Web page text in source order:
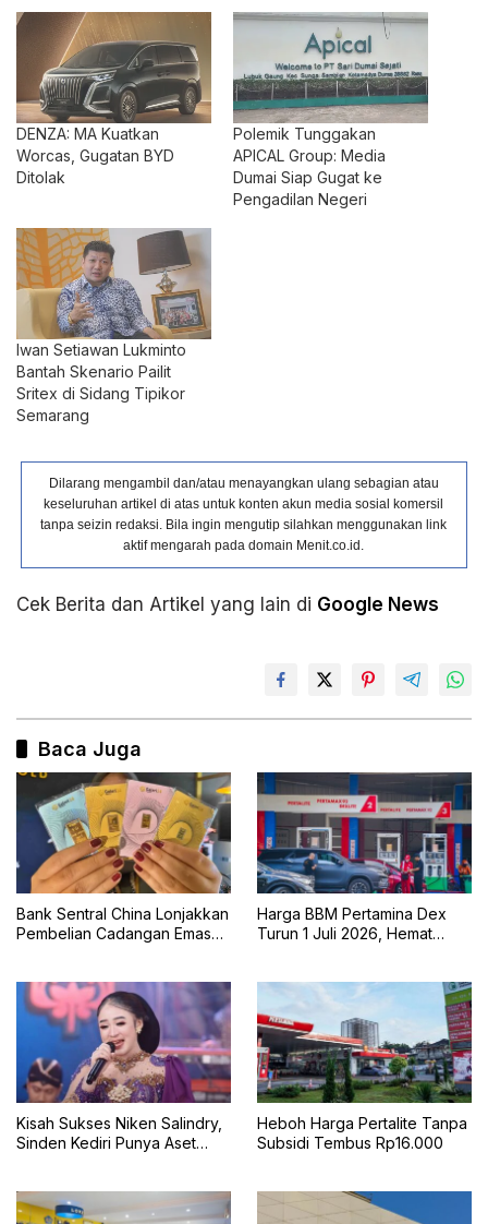
DENZA: MA Kuatkan
Worcas, Gugatan BYD
Ditolak
Polemik Tunggakan
APICAL Group: Media
Dumai Siap Gugat ke
Pengadilan Negeri
Iwan Setiawan Lukminto
Bantah Skenario Pailit
Sritex di Sidang Tipikor
Semarang
Dilarang mengambil dan/atau menayangkan ulang sebagian atau
keseluruhan artikel di atas untuk konten akun media sosial komersil
tanpa seizin redaksi. Bila ingin mengutip silahkan menggunakan link
aktif mengarah pada domain Menit.co.id.
Cek Berita dan Artikel yang lain di Google News
Baca Juga
Bank Sentral China Lonjakkan
Pembelian Cadangan Emas
Harga BBM Pertamina Dex
Turun 1 Juli 2026, Hemat
Kisah Sukses Niken Salindry,
Sinden Kediri Punya Aset
Heboh Harga Pertalite Tanpa
Subsidi Tembus Rp16.000